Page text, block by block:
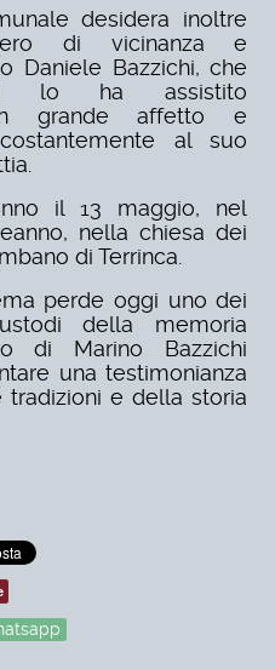
desidera inoltre
di vicinanza e
Daniele Bazzichi, che
lo ha assistito
grande affetto e
al suo
il 13 maggio, nel
nella chiesa dei
di Terrinca.
perde oggi uno dei
della memoria
di Marino Bazzichi
una testimonianza
e della storia